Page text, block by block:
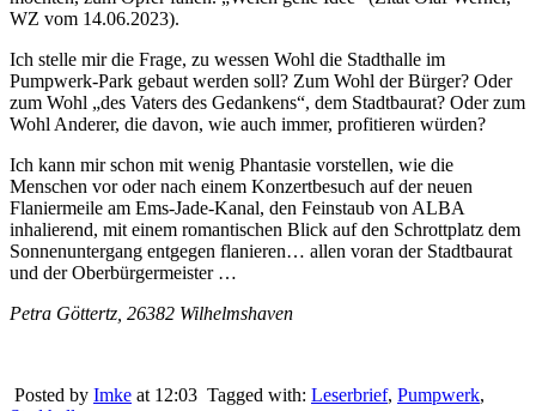
WZ vom 14.06.2023).
Ich stelle mir die Frage, zu wessen Wohl die Stadthalle im
Pumpwerk-Park gebaut werden soll? Zum Wohl der Bürger? Oder
zum Wohl „des Vaters des Gedankens“, dem Stadtbaurat? Oder zum
Wohl Anderer, die davon, wie auch immer, profitieren würden?
Ich kann mir schon mit wenig Phantasie vorstellen, wie die
Menschen vor oder nach einem Konzertbesuch auf der neuen
Flaniermeile am Ems-Jade-Kanal, den Feinstaub von ALBA
inhalierend, mit einem romantischen Blick auf den Schrottplatz dem
Sonnenuntergang entgegen flanieren… allen voran der Stadtbaurat
und der Oberbürgermeister …
Petra Göttertz, 26382 Wilhelmshaven
Posted by Imke at 12:03 Tagged with: Leserbrief, Pumpwerk,